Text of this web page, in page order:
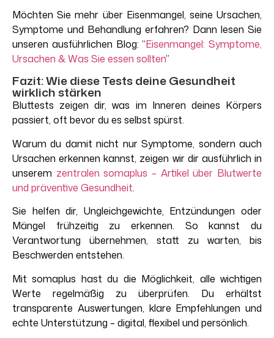
Möchten Siemehr über Eisenmangel, seineUrsachen,
Symptome und Behandlung erfahren? Dann lesen Sie
unseren ausführlichen Blog:“Eisenmangel: Symptome,
Ursachen & Was Sie essen sollten”
Fazit: Wie diese Tests deine Gesundheit
wirklich stärken
Bluttests zeigen dir, was im Inneren deines Körpers
passiert, oft bevor du es selbst spürst.
Warum du damit nicht nur Symptome, sondern auch
Ursachen erkennen kannst, zeigen wir dir ausführlich in
unserem zentralen somaplus – Artikel über Blutwerte
und präventive Gesundheit.
Sie helfen dir, Ungleichgewichte, Entzündungen oder
Mängel frühzeitig zu erkennen. So kannst du
Verantwortung übernehmen, statt zu warten, bis
Beschwerden entstehen.
Mit somaplus hast du die Möglichkeit, alle wichtigen
Werte regelmäßig zu überprüfen. Du erhältst
transparente Auswertungen, klare Empfehlungen und
echte Unterstützung – digital, flexibel und persönlich.